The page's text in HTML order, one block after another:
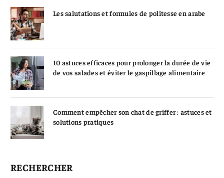
Les salutations et formules de politesse en arabe
10 astuces efficaces pour prolonger la durée de vie
de vos salades et éviter le gaspillage alimentaire
Comment empêcher son chat de griffer : astuces et
solutions pratiques
RECHERCHER